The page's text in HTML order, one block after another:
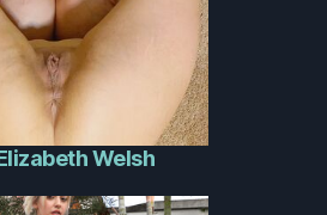
Welsh